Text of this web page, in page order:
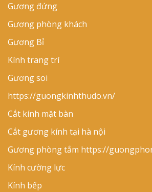
Gương đứng
Gương phòng khách
Gương Bỉ
Kính trang trí
Gương soi
https://guongkinhthudo.vn/
Cắt kính mặt bàn
Cắt gương kính tại hà nội
Gương phòng tắm https://
Kính cường lực
Kính bếp